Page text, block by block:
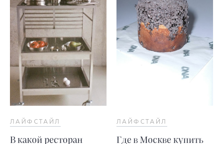
ЛАЙФСТАЙЛ
В какой ресторан
ЛАЙФСТАЙЛ
Где в Москве купить